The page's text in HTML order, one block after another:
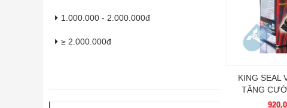
1.000.000 - 2.000.000đ
≥ 2.000.000đ
KING SEAL
TĂNG